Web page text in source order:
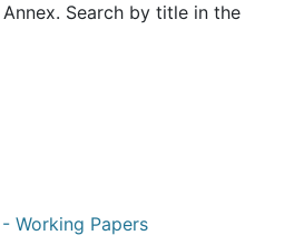
Search by title in the
Working Papers